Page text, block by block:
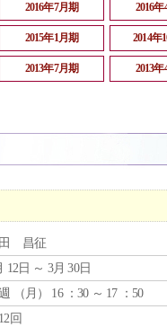
2016年7月期 2016
2015年1月期 2014年
2013年7月期 2013
昌征
12日 ～ 3月 30日
（ 月 ） 16 ：30 ～ 17 ：50
回